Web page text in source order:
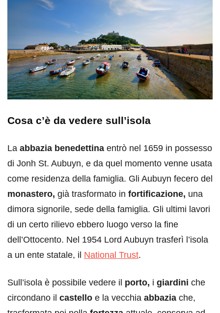
Cosa c’è da vedere sull’isola
La abbazia benedettina entrò nel 1659 in possesso
di Jonh St. Aubuyn, e da quel momento venne usata
come residenza della famiglia. Gli Aubuyn fecero del
monastero, già trasformato in fortificazione, una
dimora signorile, sede della famiglia. Gli ultimi lavori
di un certo rilievo ebbero luogo verso la fine
dell’Ottocento. Nel 1954 Lord Aubuyn trasferì l’isola
a un ente statale, il National Trust.
Sull’isola è possibile vedere il porto, i giardini che
circondano il castello e la vecchia abbazia che,